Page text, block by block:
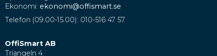
Ekonomi: ekonomi@offismart.se
Telefon (09.00-15.00): 010-516 47 57
OffiSmart AB
Triangeln 4